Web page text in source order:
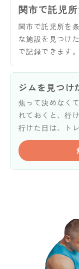
関市で託児
関市で託児所を
な施設を見つけ
で記録できます。
ジムを見つけ
焦って決めなく
れておくと、行
行けた日は、ト